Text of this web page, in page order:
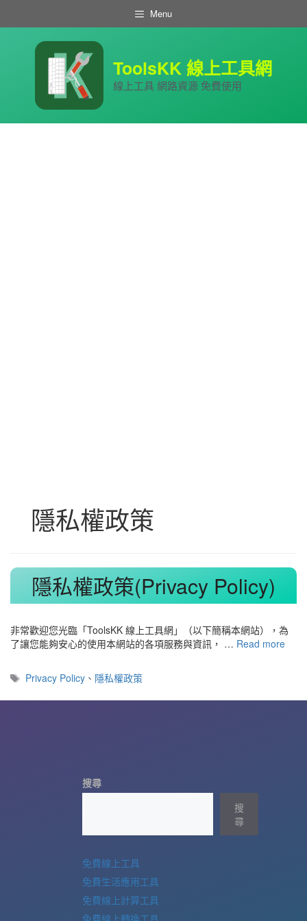
Menu
ToolsKK 線上工具網
線上工具 網路資源 免費使用
隱私權政策
隱私權政策(Privacy Policy)
非常歡迎您光臨「ToolsKK 線上工具網」（以下簡稱本網站），為
了讓您能夠安心的使用本網站的各項服務與資訊， … Read more
標
Privacy Policy 、 隱私權政策
搜尋
搜
尋
免費線上工具
免費生活應用工具
免費線上計算工具
免費線上轉換工具